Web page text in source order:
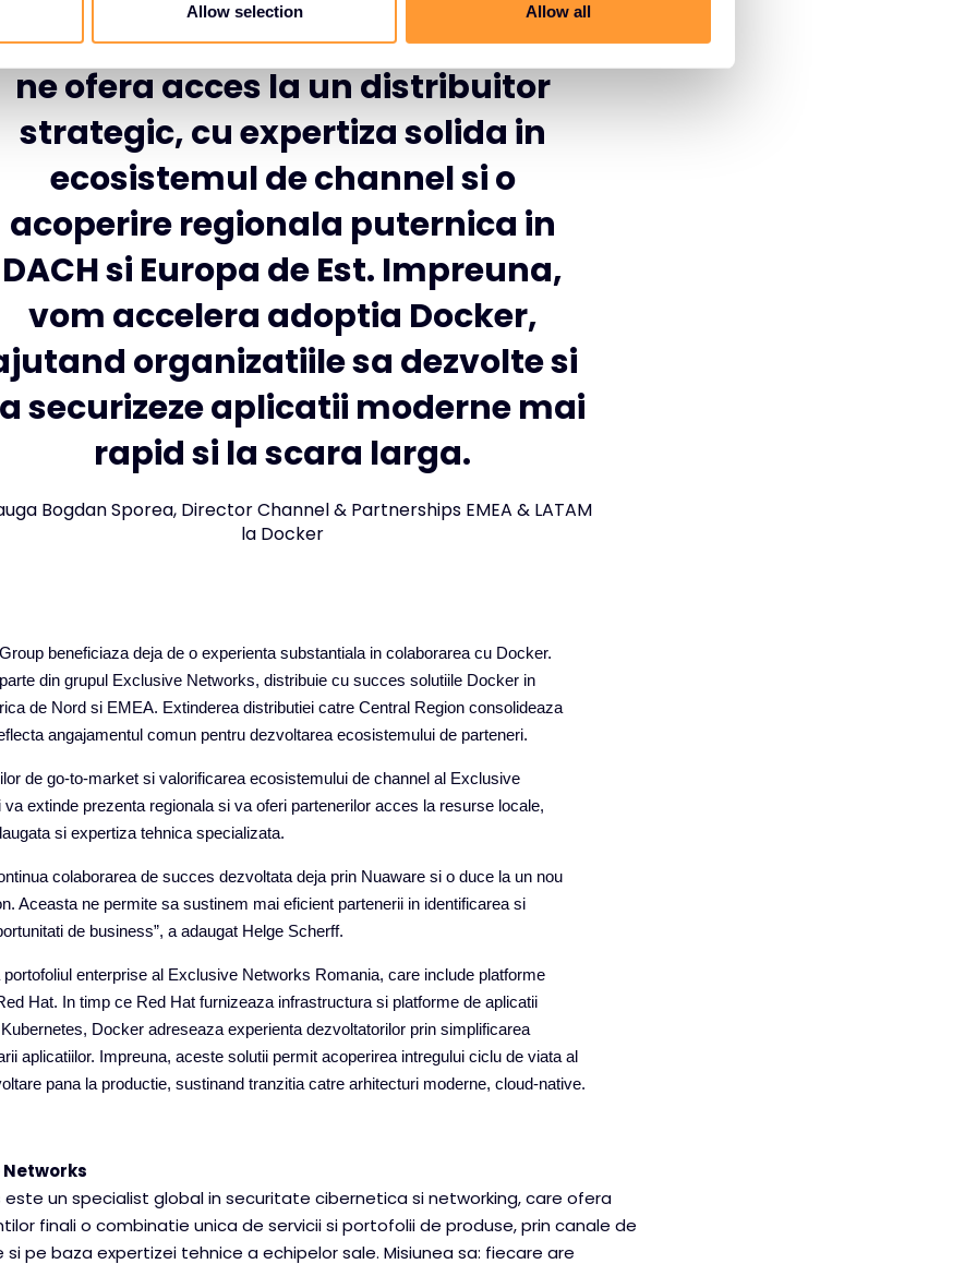
Allow selection Allow all
cu Exclusive Networks
ne ofera acces la un distribuitor
strategic, cu expertiza solida in
ecosistemul de channel si o
acoperire regionala puternica in
DACH si Europa de Est. Impreuna,
vom accelera adoptia Docker,
organizatiile sa dezvolte si
securizeze aplicatii moderne mai
rapid si la scara larga.
Bogdan Sporea, Director Channel & Partnerships EMEA & LATAM
la Docker
beneficiaza deja de o experienta substantiala in colaborarea cu Docker.
din grupul Exclusive Networks, distribuie cu succes solutiile Docker in
de Nord si EMEA. Extinderea distributiei catre Central Region consolideaza
angajamentul comun pentru dezvoltarea ecosistemului de parteneri.
de go‑to‑market si valorificarea ecosistemului de channel al Exclusive
extinde prezenta regionala si va oferi partenerilor acces la resurse locale,
si expertiza tehnica specializata.
colaborarea de succes dezvoltata deja prin Nuaware si o duce la un nou
Aceasta ne permite sa sustinem mai eficient partenerii in identificarea si
de business”, a adaugat Helge Scherff.
enterprise al Exclusive Networks Romania, care include platforme
Hat. In timp ce Red Hat furnizeaza infrastructura si platforme de aplicatii
Docker adreseaza experienta dezvoltatorilor prin simplificarea
aplicatiilor. Impreuna, aceste solutii permit acoperirea intregului ciclu de viata al
pana la productie, sustinand tranzitia catre arhitecturi moderne, cloud‑native.
Networks
este un specialist global in securitate cibernetica si networking, care ofera
finali o combinatie unica de servicii si portofolii de produse, prin canale de
pe baza expertizei tehnice a echipelor sale. Misiunea sa: fiecare are